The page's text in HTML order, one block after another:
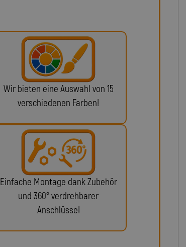
Wir bieten eine Auswahl von 15
verschiedenen Farben!
Einfache Montage dank Zubehör
und 360° verdrehbarer
Anschlüsse!